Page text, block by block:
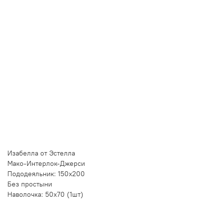
Изабелла от Эстелла
Мако-Интерлок-Джерси
Пододеяльник: 150х200
Без простыни
Наволочка: 50х70 (1шт)